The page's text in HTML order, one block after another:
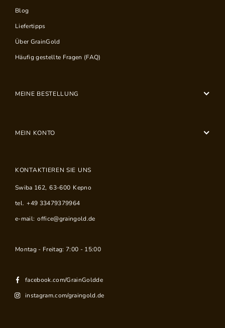
Blog
Liefertipps
Über GrainGold
Häufig gestellte Fragen (FAQ)
MEINE BESTELLUNG
MEIN KONTO
KONTAKTIEREN SIE UNS
Swiba 162, 63-600 Kepno
tel. +49 33479379964
e-mail: office@graingold.de
Montag - Freitag: 7:00 - 15:00
facebook.com/GrainGoldde
instagram.com/graingold.de